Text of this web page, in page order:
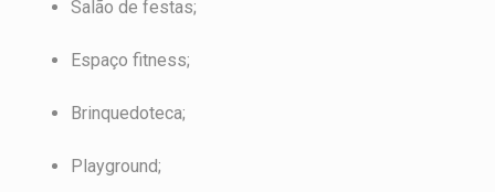
Salão de festas;
Espaço fitness;
Brinquedoteca;
Playground;